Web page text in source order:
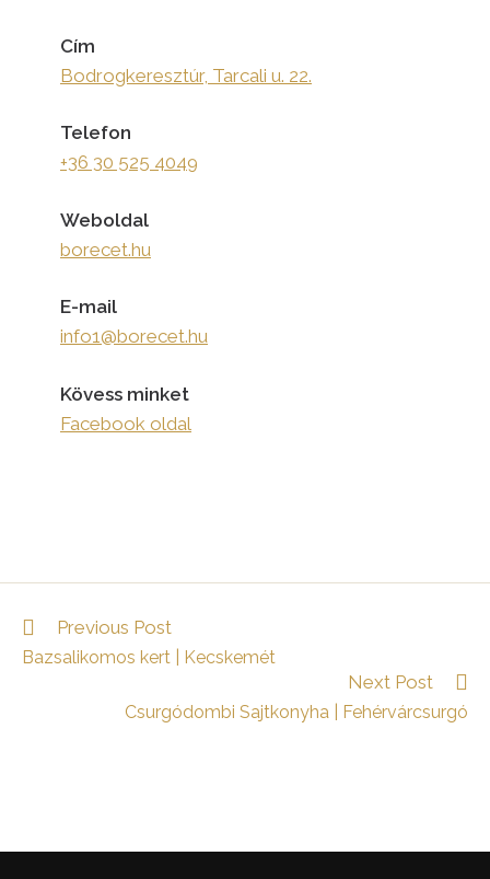
Cím
Bodrogkeresztúr, Tarcali u. 22.
Telefon
+36 30 525 4049
Weboldal
borecet.hu
E-mail
info1@borecet.hu
Kövess minket
Facebook oldal
Read
articles
Previous Post
Bazsalikomos kert | Kecskemét
Next Post
Csurgódombi Sajtkonyha | Fehérvárcsurgó